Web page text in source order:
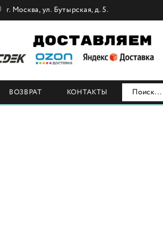
г. Москва, ул. Бутырская, д. 5.
ВОЗВРАТ КОНТАКТЫ